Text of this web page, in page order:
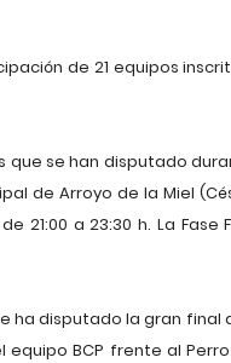
de 21 equipos
que se han disputado
de Arroyo de la Miel
21:00 a 23:30 h. La
ha disputado la gran
equipo BCP frente al